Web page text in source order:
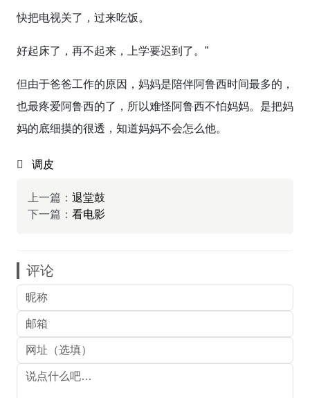
快把电视关了，过来吃饭。
好起床了，再不起来，上学要迟到了。”
但由于爸爸工作的原因，妈妈是陪伴阿鲁西时间最多的，
也最疼爱阿鲁西的了，所以难怪阿鲁西不怕妈妈。是把妈
妈的底细摸的很透，知道妈妈不会怎么他。
调皮
上一篇： 退堂鼓
下一篇： 看电影
评论